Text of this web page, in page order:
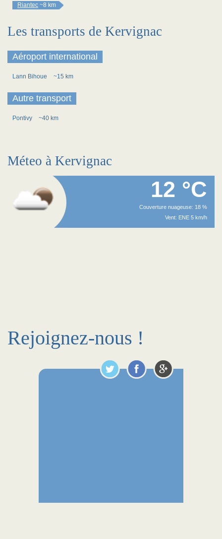
Riantec ~8 km
Les transports de Kervignac
Aéroport international
Lann Bihoue ~15 km
Autre transport
Pontivy ~40 km
Méteo à Kervignac
12 °C
Couverture nuageuse: 18 %
Vent: ENE 5 km/h
Rejoignez-nous !